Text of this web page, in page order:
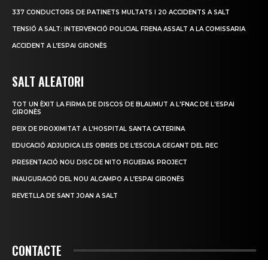
337 CONDUCTORS DE PATINETS MULTATS I 20 ACCIDENTS A SALT
TENSIÓ A SALT: INTERVENCIÓ POLICIAL FRENA ASSALT A LA COMISSARIA
ACCIDENT A L’ESPAI GIRONÈS
SALT ALEATORI
TOT UN ÈXIT LA FIRMA DE DISCOS DE BLAUMUT A L'FNAC DE L'ESPAI
GIRONÈS
PEIX DE PROXIMITAT A L’HOSPITAL SANTA CATERINA
EDUCACIÓ ADJUDICA LES OBRES DE L’ESCOLA GEGANT DEL REC
PRESENTACIÓ NOU DISC DE NITO FIGUERAS PROJECT
INAUGURACIÓ DEL NOU ALCAMPO A L’ESPAI GIRONÈS
REVETLLA DE SANT JOAN A SALT
CONTACTE